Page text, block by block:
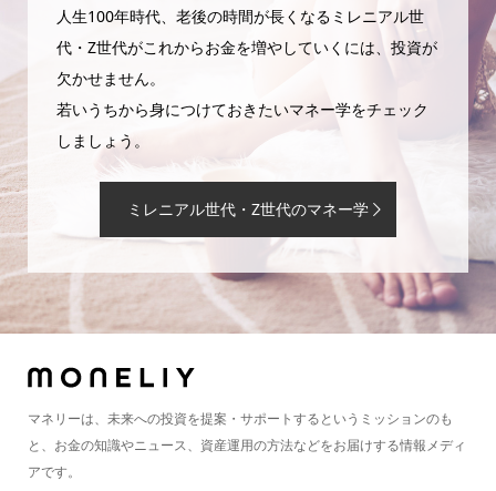
人生100年時代、老後の時間が長くなるミレニアル世
代・Z世代がこれからお金を増やしていくには、投資が
欠かせません。
若いうちから身につけておきたいマネー学をチェック
しましょう。
ミレニアル世代・Z世代のマネー学
マネリーは、未来への投資を提案・サポートするというミッションのも
と、お金の知識やニュース、資産運用の方法などをお届けする情報メディ
アです。